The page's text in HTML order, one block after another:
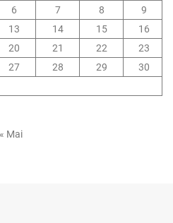
6 7 8
9
13 14 15
16
20 21 22
23
27 28 29
30
« Mai